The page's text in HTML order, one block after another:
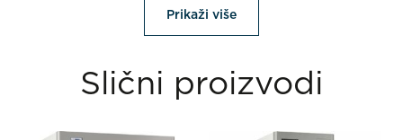
Prikaži više
Slični proizvodi